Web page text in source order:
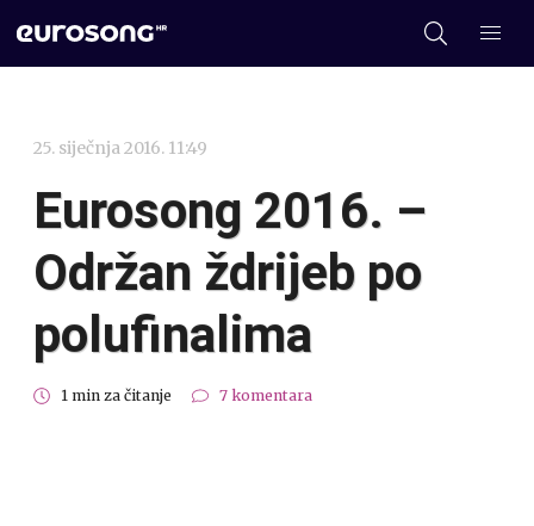
25. siječnja 2016. 11:49
Eurosong 2016. –
Održan ždrijeb po
polufinalima
1 min za čitanje 7 komentara